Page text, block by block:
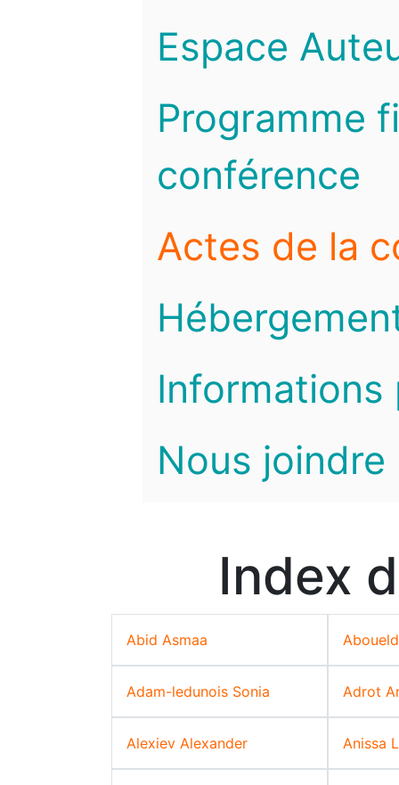
Espace
Programme
conférence
Actes de la
Informations
Nous joindre
Index
Abid Asmaa
Adam-ledunois Sonia Adrot
Alexiev Alexander Anissa